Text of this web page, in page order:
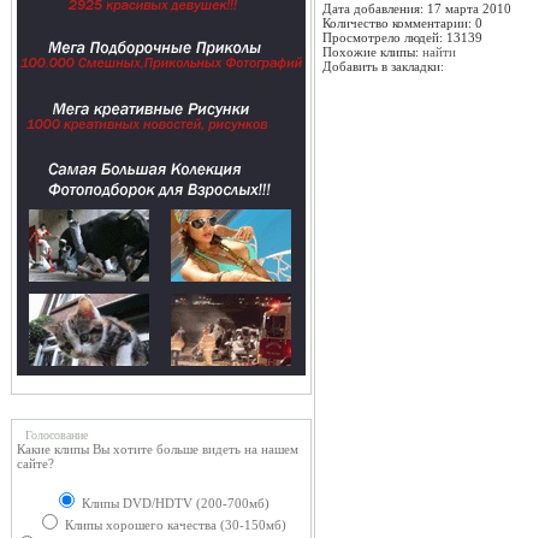
Голосование
Какие клипы Вы хотите больше видеть на нашем
сайте?
Клипы DVD/HDTV (200-700мб)
Клипы хорошего качества (30-150мб)
Дата добавления: 17 марта 2010
Количество комментарии: 0
Просмотрело людей: 13139
Похожие клипы: найти
Добавить в закладки: